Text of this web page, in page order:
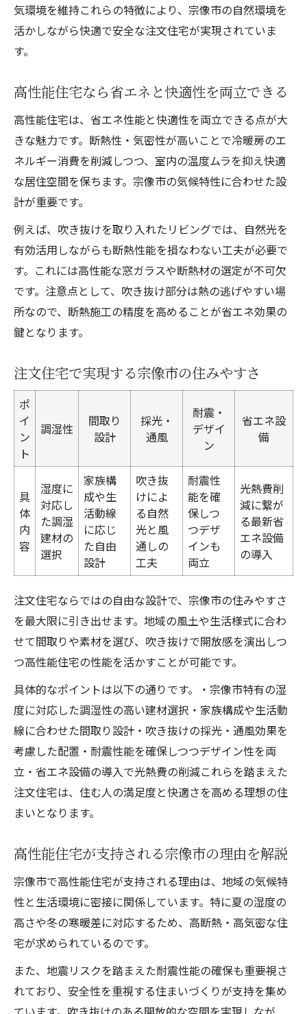
気環境を維持これらの特徴により、宗像市の自然環境を
活かしながら快適で安全な注文住宅が実現されていま
す。
高性能住宅なら省エネと快適性を両立できる
高性能住宅は、省エネ性能と快適性を両立できる点が大
きな魅力です。断熱性・気密性が高いことで冷暖房のエ
ネルギー消費を削減しつつ、室内の温度ムラを抑え快適
な居住空間を保ちます。宗像市の気候特性に合わせた設
計が重要です。
例えば、吹き抜けを取り入れたリビングでは、自然光を
有効活用しながらも断熱性能を損なわない工夫が必要で
す。これには高性能な窓ガラスや断熱材の選定が不可欠
です。注意点として、吹き抜け部分は熱の逃げやすい場
所なので、断熱施工の精度を高めることが省エネ効果の
鍵となります。
注文住宅で実現する宗像市の住みやすさ
ポ
イ
ン
ト
調湿性
間取り
設計
採光・
通風
耐震・
デザイ
ン
省エネ設
備
具
体
内
容
湿度に
対応し
た調湿
建材の
選択
家族構
成や生
活動線
に応じ
た自由
設計
吹き抜
けによ
る自然
光と風
通しの
工夫
耐震性
能を確
保しつ
つデザ
インも
両立
光熱費削
減に繋が
る最新省
エネ設備
の導入
注文住宅ならではの自由な設計で、宗像市の住みやすさ
を最大限に引き出せます。地域の風土や生活様式に合わ
せて間取りや素材を選び、吹き抜けで開放感を演出しつ
つ高性能住宅の性能を活かすことが可能です。
具体的なポイントは以下の通りです。・宗像市特有の湿
度に対応した調湿性の高い建材選択・家族構成や生活動
線に合わせた間取り設計・吹き抜けの採光・通風効果を
考慮した配置・耐震性能を確保しつつデザイン性を両
立・省エネ設備の導入で光熱費の削減これらを踏まえた
注文住宅は、住む人の満足度と快適さを高める理想の住
まいとなります。
高性能住宅が支持される宗像市の理由を解説
宗像市で高性能住宅が支持される理由は、地域の気候特
性と生活環境に密接に関係しています。特に夏の湿度の
高さや冬の寒暖差に対応するため、高断熱・高気密な住
宅が求められているのです。
また、地震リスクを踏まえた耐震性能の確保も重要視さ
れており、安全性を重視する住まいづくりが支持を集め